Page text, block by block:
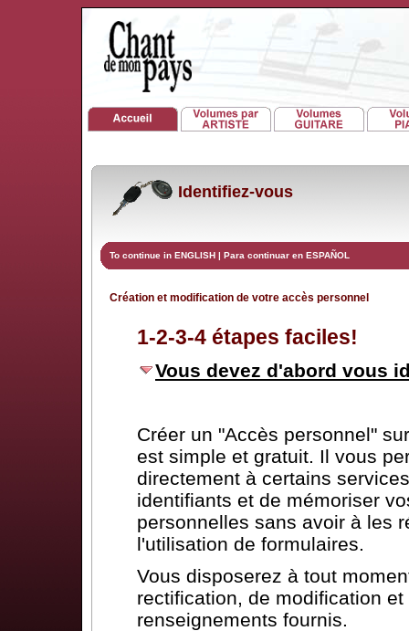
Identifiez-vous
To continue in ENGLISH | Para continuar en ESPAÑOL
Création et modification de votre accès personnel
1-2-3-4 étapes faciles!
Vous devez d'abord vous
Créer un "Accès personnel"
est simple et gratuit. Il vous
directement à certains
identifiants et de mémoriser
personnelles sans avoir à les
l'utilisation de formulaires.
Vous disposerez à tout
rectification, de modification
renseignements fournis.